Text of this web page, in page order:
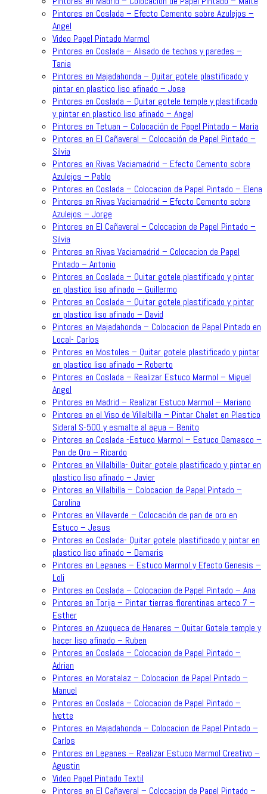
Pintores en Coslada – Efecto Cemento sobre Azulejos –
Angel
Video Papel Pintado Marmol
Pintores en Coslada – Alisado de techos y paredes –
Tania
Pintores en Majadahonda – Quitar gotele plastificado y
pintar en plastico liso afinado – Jose
Pintores en Coslada – Quitar gotele temple y plastificado
y pintar en plastico liso afinado – Angel
Pintores en Tetuan – Colocación de Papel Pintado – Maria
Pintores en El Cañaveral – Colocación de Papel Pintado –
Silvia
Pintores en Rivas Vaciamadrid – Efecto Cemento sobre
Azulejos – Pablo
Pintores en Coslada – Colocacion de Papel Pintado – Elena
Pintores en Rivas Vaciamadrid – Efecto Cemento sobre
Azulejos – Jorge
Pintores en El Cañaveral – Colocacion de Papel Pintado –
Silvia
Pintores en Rivas Vaciamadrid – Colocacion de Papel
Pintado – Antonio
Pintores en Coslada – Quitar gotele plastificado y pintar
en plastico liso afinado – Guillermo
Pintores en Coslada – Quitar gotele plastificado y pintar
en plastico liso afinado – David
Pintores en Majadahonda – Colocacion de Papel Pintado en
Local- Carlos
Pintores en Mostoles – Quitar gotele plastificado y pintar
en plastico liso afinado – Roberto
Pintores en Coslada – Realizar Estuco Marmol – Miguel
Angel
Pintores en Madrid – Realizar Estuco Marmol – Mariano
Pintores en el Viso de Villalbilla – Pintar Chalet en Plastico
Sideral S-500 y esmalte al agua – Benito
Pintores en Coslada -Estuco Marmol – Estuco Damasco –
Pan de Oro – Ricardo
Pintores en Villalbilla- Quitar gotele plastificado y pintar en
plastico liso afinado – Javier
Pintores en Villalbilla – Colocacion de Papel Pintado –
Carolina
Pintores en Villaverde – Colocación de pan de oro en
Estuco – Jesus
Pintores en Coslada- Quitar gotele plastificado y pintar en
plastico liso afinado – Damaris
Pintores en Leganes – Estuco Marmol y Efecto Genesis –
Loli
Pintores en Coslada – Colocacion de Papel Pintado – Ana
Pintores en Torija – Pintar tierras florentinas arteco 7 –
Esther
Pintores en Azuqueca de Henares – Quitar Gotele temple y
hacer liso afinado – Ruben
Pintores en Coslada – Colocacion de Papel Pintado –
Adrian
Pintores en Moratalaz – Colocacion de Papel Pintado –
Manuel
Pintores en Coslada – Colocacion de Papel Pintado –
Ivette
Pintores en Majadahonda – Colocacion de Papel Pintado –
Carlos
Pintores en Leganes – Realizar Estuco Marmol Creativo –
Agustin
Video Papel Pintado Textil
Pintores en El Cañaveral – Colocacion de Papel Pintado –